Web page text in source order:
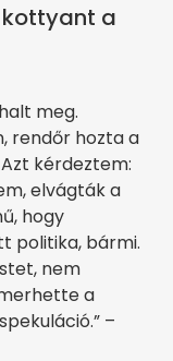
kottyant a
meg.
rendőr hozta a
kérdeztem:
elvágták a
hogy
politika, bármi.
nem
a
–